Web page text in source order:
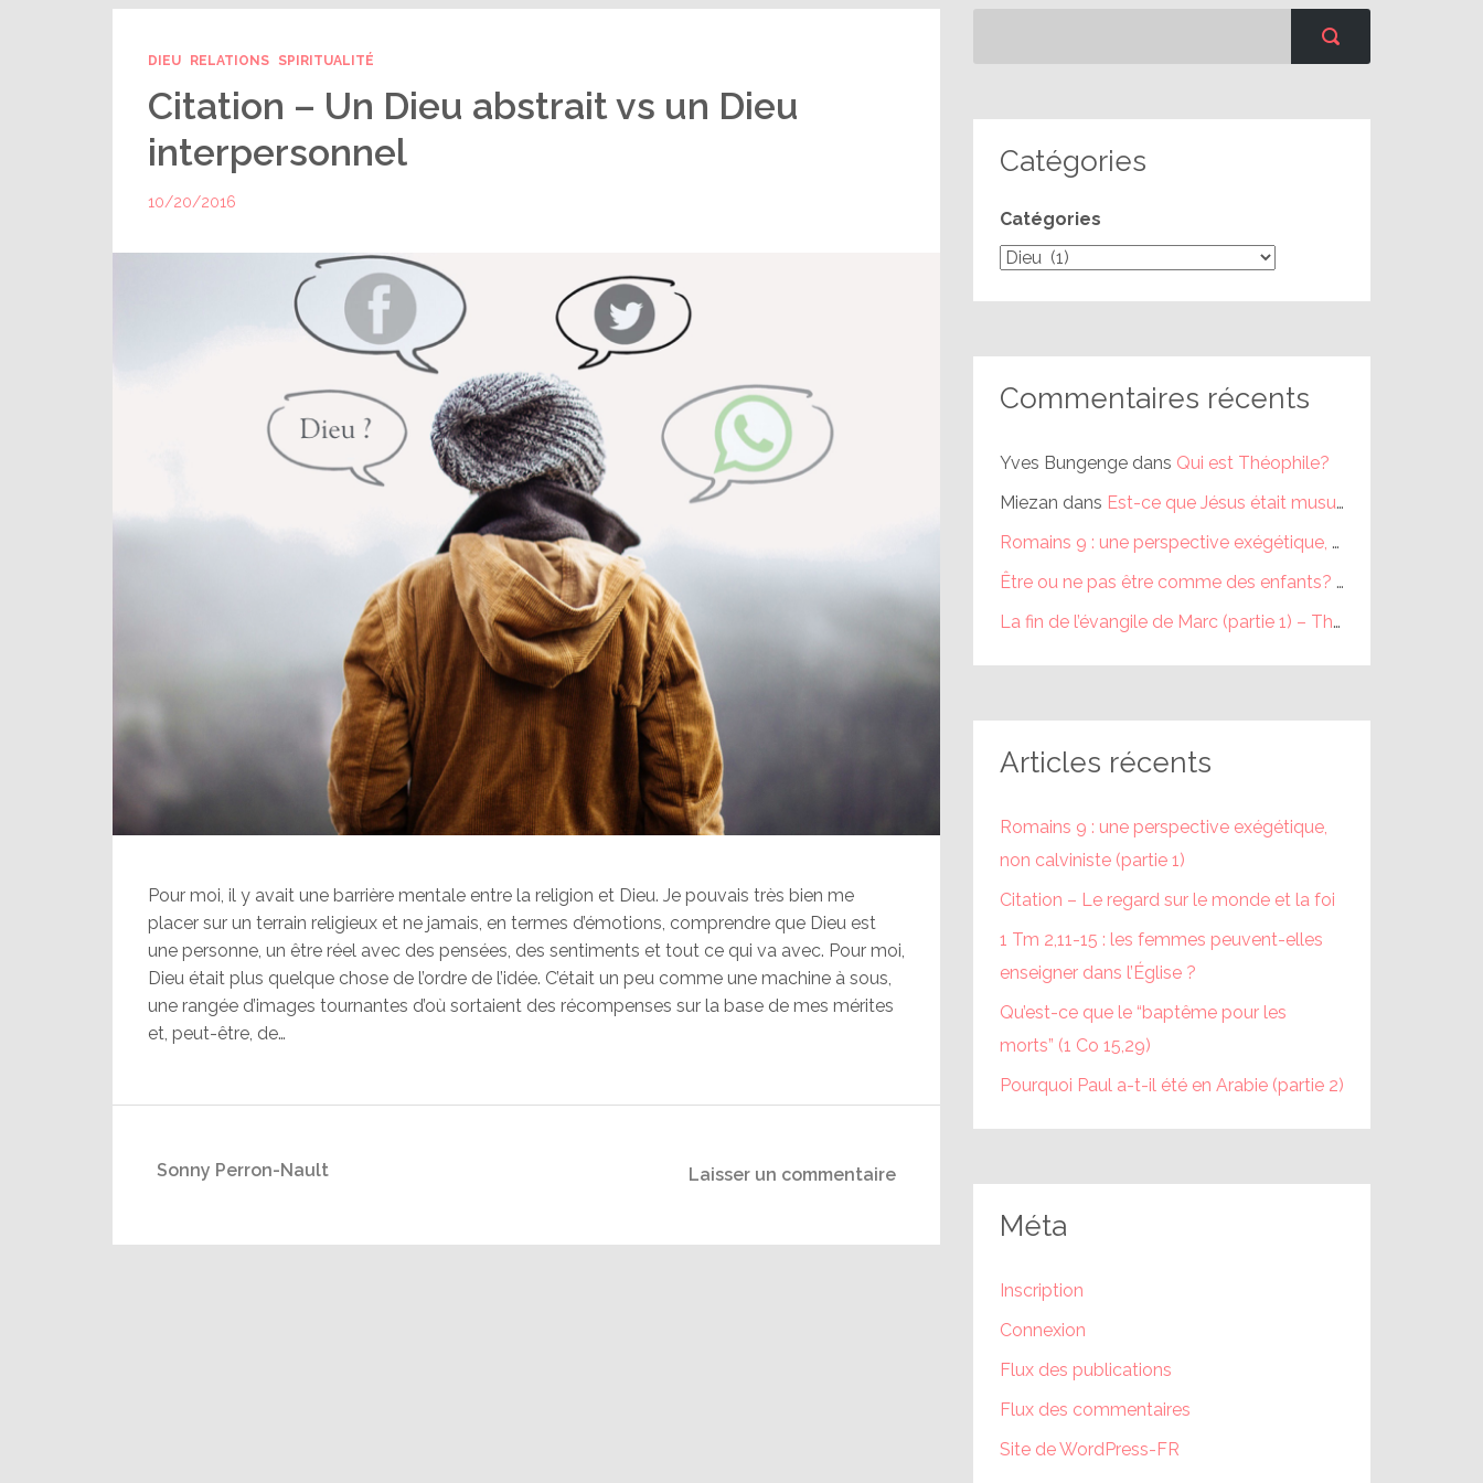
DIEU RELATIONS SPIRITUALITÉ
Citation – Un Dieu abstrait vs un Dieu
interpersonnel
10/20/2016
Pour moi, il y avait une barrière mentale entre la religion et Dieu. Je pouvais très bien me
placer sur un terrain religieux et ne jamais, en termes d’émotions, comprendre que Dieu est
une personne, un être réel avec des pensées, des sentiments et tout ce qui va avec. Pour moi,
Dieu était plus quelque chose de l’ordre de l’idée. C’était un peu comme une machine à sous,
une rangée d’images tournantes d’où sortaient des récompenses sur la base de mes mérites
et, peut-être, de…
Laisser un commentaire
Sonny Perron-Nault
Catégories
Catégories
Commentaires récents
Yves Bungenge dans Qui est Théophile?
Miezan dans Est-ce que Jésus était musulman ?
Romains 9 : une perspective exégétique, non calviniste (partie 1) – Théophile
Être ou ne pas être comme des enfants? (partie 1) – Théophile
La fin de l’évangile de Marc (partie 1) – Théophile
Articles récents
Romains 9 : une perspective exégétique,
non calviniste (partie 1)
Citation – Le regard sur le monde et la foi
1 Tm 2,11-15 : les femmes peuvent-elles
enseigner dans l’Église ?
Qu’est-ce que le “baptême pour les
morts” (1 Co 15,29)
Pourquoi Paul a-t-il été en Arabie (partie 2)
Méta
Inscription
Connexion
Flux des publications
Flux des commentaires
Site de WordPress-FR